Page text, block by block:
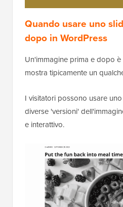
Quando usare uno
dopo in WordPress
Un'immagine prima e dopo è
mostra tipicamente un
I visitatori possono usare
diverse 'versioni'
e interattivo.